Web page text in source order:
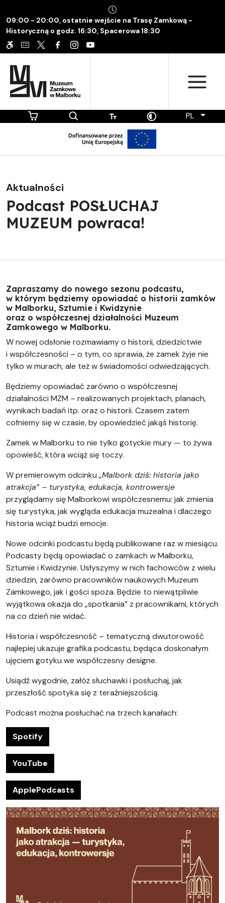
09:00 - 20:00, ostatnie wejście na Trasę Zamkową -
Historyczną o godz. 16:30, Spacerowa 18:30
PL
Aktualności
Podcast POSŁUCHAJ
MUZEUM powraca!
Zapraszamy do nowego sezonu podcastu,
w którym będziemy opowiadać o historii zamków
w Malborku, Sztumie i Kwidzynie
oraz o współczesnej działalności Muzeum
Zamkowego w Malborku.
W nowej odsłonie rozmawiamy o historii, dziedzictwie
i współczesności – o tym, co sprawia, że zamek żyje nie
tylko w murach, ale też w świadomości odwiedzających.
Będziemy opowiadać zarówno o współczesnej
działalności MZM – realizowanych projektach, planach,
wynikach badań itp. oraz o historii. Czasem zatem
cofniemy się w czasie, by opowiedzieć jakąś historię.
Zamek w Malborku to nie tylko gotyckie mury — to żywa
opowieść, która wciąż się toczy.
W premierowym odcinku „Malbork dziś: historia jako
atrakcja” – turystyka, edukacja, kontrowersje
przyglądamy się Malborkowi współczesnemu: jak zmienia
się turystyka, jak wygląda edukacja muzealna i dlaczego
historia wciąż budzi emocje.
Nowe odcinki podcastu będą publikowane raz w miesiącu.
Podcasty będą opowiadać o zamkach w Malborku,
Sztumie i Kwidzynie. Usłyszymy w nich fachowców z wielu
dziedzin, zarówno pracowników naukowych Muzeum
Zamkowego, jak i gości spoza. Będzie to niewątpliwie
wyjątkowa okazja do „spotkania” z pracownikami, których
na co dzień nie widać.
Historia i współczesność – tematyczną dwutorowość
najlepiej ukazuje grafika podcastu, będąca doskonałym
ujęciem gotyku we współczesny designe.
Usiądź wygodnie, załóż słuchawki i posłuchaj, jak
przeszłość spotyka się z teraźniejszością.
Podcast można posłuchać na trzech kanałach:
Spotify
YouTube
ApplePodcasts